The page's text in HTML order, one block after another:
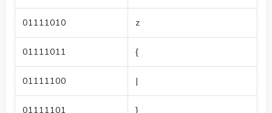
01111010 z
01111011 {
01111100 |
01111101 }